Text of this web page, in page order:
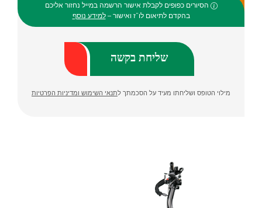
הסיורים כפופים לקבלת אישור הרשמה במייל נחזור אליכם
בהקדם לתיאום לו”ז ואישור –למידע נוסף
מילוי הטופס ושליחתו מעיד על הסכמתך לתנאי השימוש ומדיניות הפרטיות